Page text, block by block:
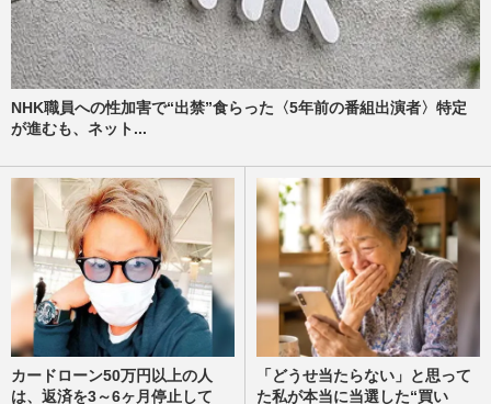
NHK職員への性加害で“出禁”食らった〈5年前の番組出演者〉特定
が進むも、ネット...
カードローン50万円以上の人
は、返済を3～6ヶ月停止して
「どうせ当たらない」と思って
た私が本当に当選した“買い